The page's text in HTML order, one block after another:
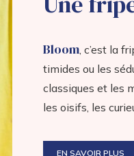
Bloom, c’est la
timides ou les
classiques et les
les oisifs, les
EN SAVOIR PLUS